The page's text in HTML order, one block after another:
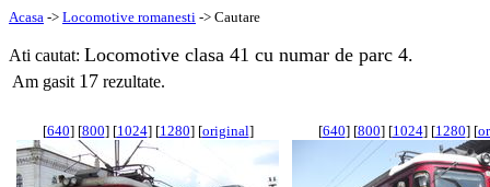
Acasa -> Locomotive romanesti -> Cautare
Ati cautat: Locomotive clasa 41 cu numar de parc 4.
Am gasit 17 rezultate.
[640] [800] [1024] [1280] [original] [640] [800] [1024] [1280] [